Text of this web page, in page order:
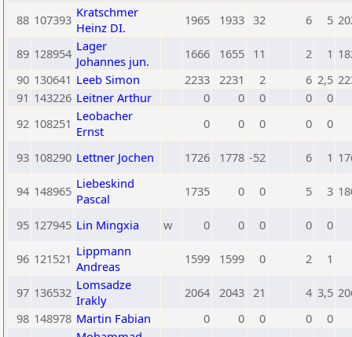
88 107393 Kratschmer
Heinz DI.
1965 1933 32 6 5
89 128954 Lager
Johannes jun.
1666 1655 11 2 1
90 130641 Leeb Simon 2233 2231 2 6 2,5
91 143226 Leitner Arthur 0 0 0 0
0
92 108251 Leobacher
Ernst
0 0 0 0 0
93 108290 Lettner Jochen 1726 1778 -52 6 1
94 148965 Liebeskind
Pascal
1735 0 0 5 3
95 127945 Lin Mingxia w 0 0 0 0 0
96 121521 Lippmann
Andreas
1599 1599 0 2 1
97 136532 Lomsadze
Irakly
2064 2043 21 4 3,5
98 148978 Martin Fabian 0 0 0 0
0